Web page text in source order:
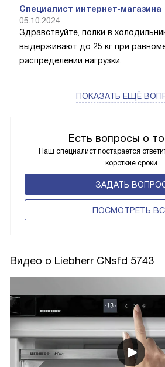
Есть вопросы о
Наш специалист постарается
короткие сроки
ЗАДАТЬ
ПОCМОТРЕТЬ
Специалист интернет-магазина
05.10.2024
Здравствуйте, полки в
выдерживают до 25 кг при
распределении нагрузки.
ПОКАЗАТЬ ЕЩЁ
Видео о Liebherr CNsfd 5743